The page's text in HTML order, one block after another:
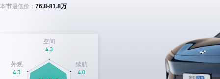
本市最低价： 76.8-81.8万